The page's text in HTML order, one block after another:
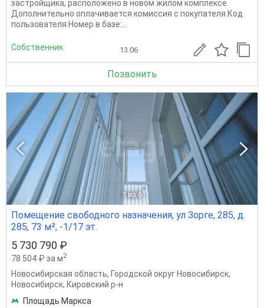
застройщика, расположено в новом жилом комплексе.
Дополнительно оплачивается комиссия с покупателя.Код
пользователя:Номер в базе:...
Собственник 13.06
Позвонить
1 из 6
Помещение свободного назначения, ул Зорге, 285, д.
285, 73 м², -1/17 эт.
5 730 790 ₽
78 504 ₽ за м2
Новосибирская область, Городской округ Новосибирск,
Новосибирск, Кировский р-н
Площадь Маркса